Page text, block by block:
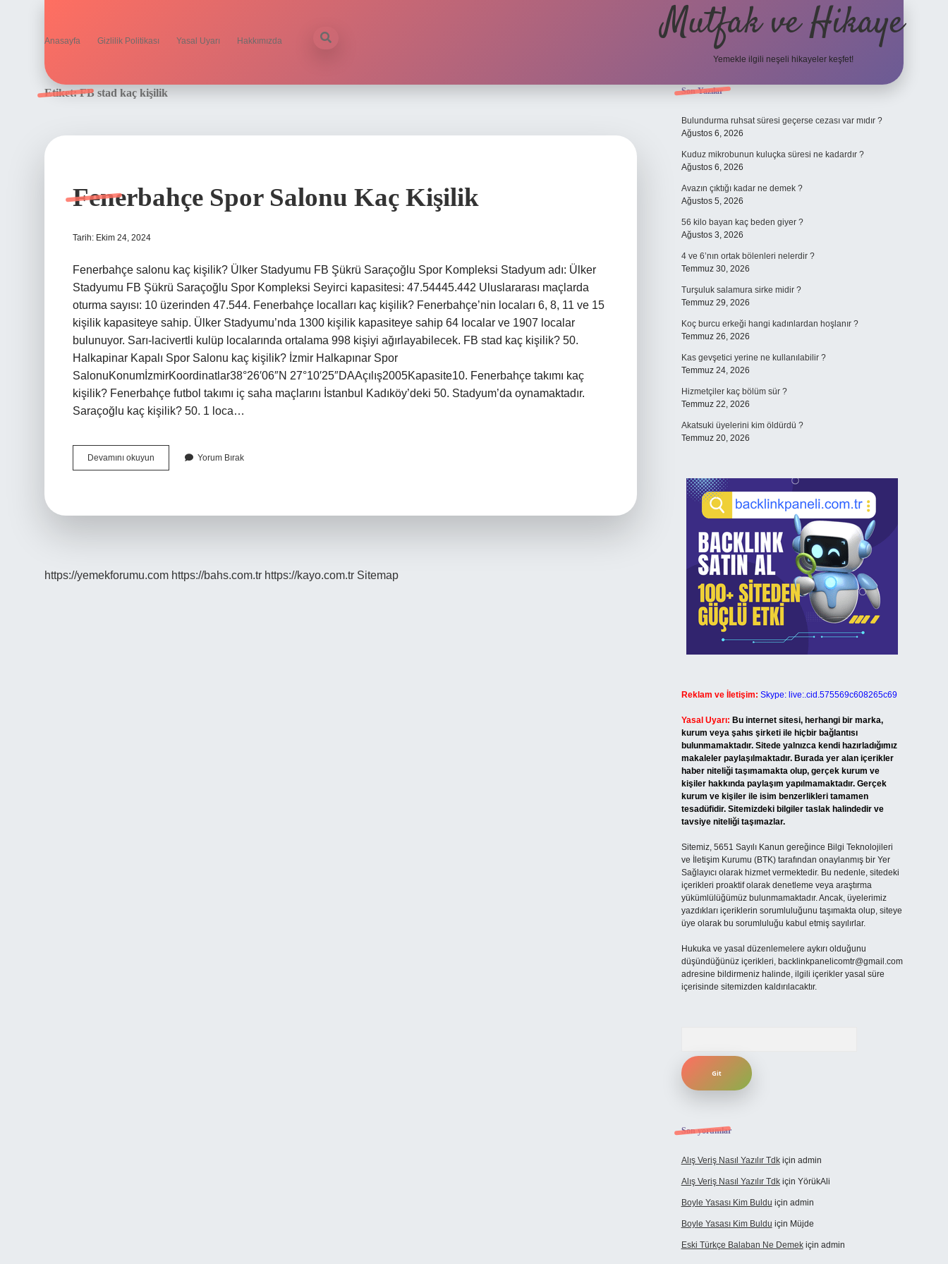
Anasayfa Gizlilik Politikası Yasal Uyarı Hakkımızda Mutfak ve Hikaye
Yemekle ilgili neşeli hikayeler keşfet!
Etiket:FB stad kaç kişilik
Fenerbahçe Spor Salonu Kaç Kişilik
Tarih: Ekim 24, 2024
Fenerbahçe salonu kaç kişilik? Ülker Stadyumu FB Şükrü Saraçoğlu Spor Kompleksi Stadyum adı: Ülker
Stadyumu FB Şükrü Saraçoğlu Spor Kompleksi Seyirci kapasitesi: 47.54445.442 Uluslararası maçlarda
oturma sayısı: 10 üzerinden 47.544. Fenerbahçe localları kaç kişilik? Fenerbahçe’nin locaları 6, 8, 11 ve 15
kişilik kapasiteye sahip. Ülker Stadyumu’nda 1300 kişilik kapasiteye sahip 64 localar ve 1907 localar
bulunuyor. Sarı-lacivertli kulüp localarında ortalama 998 kişiyi ağırlayabilecek. FB stad kaç kişilik? 50.
Halkapinar Kapalı Spor Salonu kaç kişilik? İzmir Halkapınar Spor
SalonuKonumİzmirKoordinatlar38°26′06″N 27°10′25″DAAçılış2005Kapasite10. Fenerbahçe takımı kaç
kişilik? Fenerbahçe futbol takımı iç saha maçlarını İstanbul Kadıköy’deki 50. Stadyum’da oynamaktadır.
Saraçoğlu kaç kişilik? 50. 1 loca…
Devamını okuyun Fenerbahçe
Spor
Yorum Bırak
https://yemekforumu.com https://bahs.com.tr https://kayo.com.tr Sitemap
Sidebar
Son Yazılar
Bulundurma ruhsat süresi geçerse cezası var mıdır ?
Ağustos 6, 2026
Kuduz mikrobunun kuluçka süresi ne kadardır ?
Ağustos 6, 2026
Avazın çıktığı kadar ne demek ?
Ağustos 5, 2026
56 kilo bayan kaç beden giyer ?
Ağustos 3, 2026
4 ve 6’nın ortak bölenleri nelerdir ?
Temmuz 30, 2026
Turşuluk salamura sirke midir ?
Temmuz 29, 2026
Koç burcu erkeği hangi kadınlardan hoşlanır ?
Temmuz 26, 2026
Kas gevşetici yerine ne kullanılabilir ?
Temmuz 24, 2026
Hizmetçiler kaç bölüm sür ?
Temmuz 22, 2026
Akatsuki üyelerini kim öldürdü ?
Temmuz 20, 2026
Reklam ve İletişim: Skype: live:.cid.575569c608265c69
Yasal Uyarı: Bu internet sitesi, herhangi bir marka,
kurum veya şahıs şirketi ile hiçbir bağlantısı
bulunmamaktadır. Sitede yalnızca kendi hazırladığımız
makaleler paylaşılmaktadır. Burada yer alan içerikler
haber niteliği taşımamakta olup, gerçek kurum ve
kişiler hakkında paylaşım yapılmamaktadır. Gerçek
kurum ve kişiler ile isim benzerlikleri tamamen
tesadüfidir. Sitemizdeki bilgiler taslak halindedir ve
tavsiye niteliği taşımazlar.
Sitemiz, 5651 Sayılı Kanun gereğince Bilgi Teknolojileri
ve İletişim Kurumu (BTK) tarafından onaylanmış bir Yer
Sağlayıcı olarak hizmet vermektedir. Bu nedenle, sitedeki
içerikleri proaktif olarak denetleme veya araştırma
yükümlülüğümüz bulunmamaktadır. Ancak, üyelerimiz
yazdıkları içeriklerin sorumluluğunu taşımakta olup, siteye
üye olarak bu sorumluluğu kabul etmiş sayılırlar.
Hukuka ve yasal düzenlemelere aykırı olduğunu
düşündüğünüz içerikleri, backlinkpanelicomtr@gmail.com
adresine bildirmeniz halinde, ilgili içerikler yasal süre
içerisinde sitemizden kaldırılacaktır.
Son yorumlar
Alış Veriş Nasıl Yazılır Tdkiçin admin
Alış Veriş Nasıl Yazılır Tdkiçin YörükAli
Boyle Yasası Kim Buldu için admin
Boyle Yasası Kim Buldu için Müjde
Eski Türkçe Balaban Ne Demekiçin admin